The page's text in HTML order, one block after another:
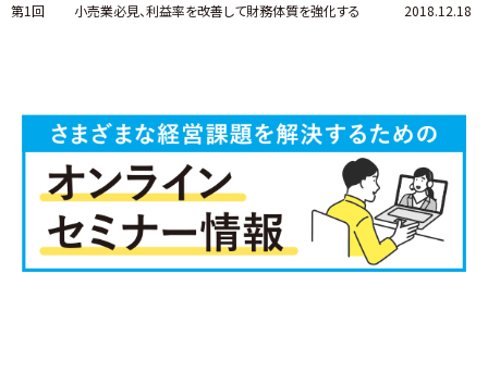
第1回
小売業必見、利益率を改善して財務体質を強化する 2018.12.18